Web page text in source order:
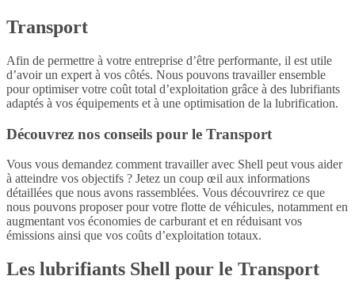
Transport
Afin de permettre à votre entreprise d’être performante, il est utile
d’avoir un expert à vos côtés. Nous pouvons travailler ensemble
pour optimiser votre coût total d’exploitation grâce à des lubrifiants
adaptés à vos équipements et à une optimisation de la lubrification.
Découvrez nos conseils pour le Transport
Vous vous demandez comment travailler avec Shell peut vous aider
à atteindre vos objectifs ? Jetez un coup œil aux informations
détaillées que nous avons rassemblées. Vous découvrirez ce que
nous pouvons proposer pour votre flotte de véhicules, notamment en
augmentant vos économies de carburant et en réduisant vos
émissions ainsi que vos coûts d’exploitation totaux.
Les lubrifiants Shell pour le Transport